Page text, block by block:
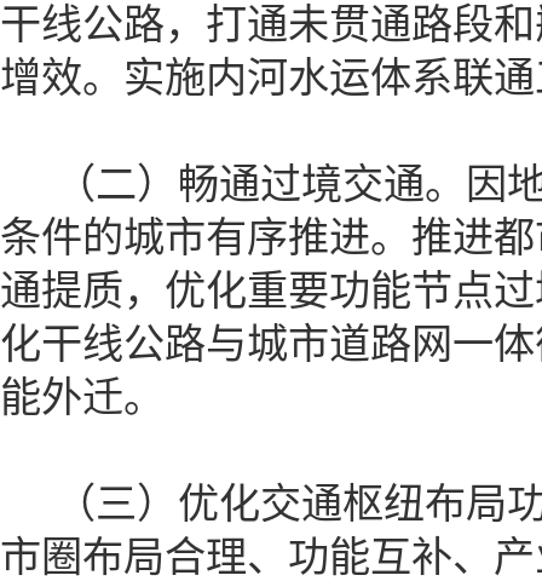
干线公路，打通未贯通路段
增效。实施内河水运体系联
（二）畅通过境交通。因
条件的城市有序推进。推进
通提质，优化重要功能节点
化干线公路与城市道路网一
能外迁。
（三）优化交通枢纽布局
市圈布局合理、功能互补、